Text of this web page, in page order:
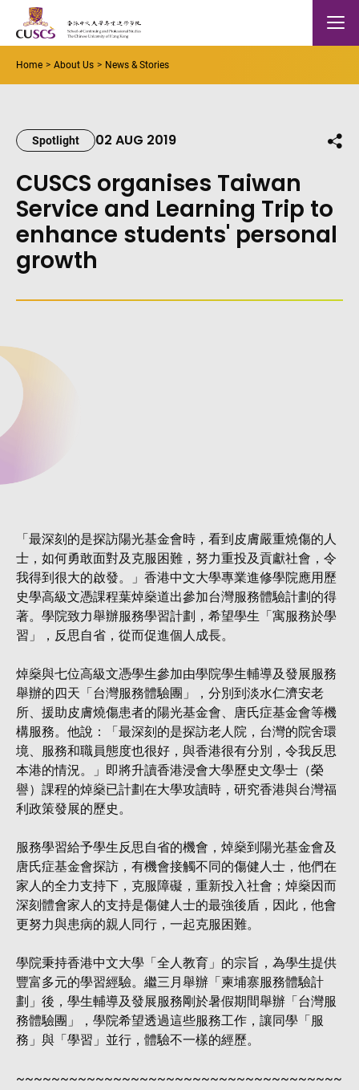
Skip to main content
The Chinese Univeristy of hong Kong Mobile
Home About Us News & Stories
Spotlight 02 AUG 2019
CUSCS organises Taiwan
Service and Learning Trip to
enhance students' personal
growth
「最深刻的是探訪陽光基金會時，看到皮膚嚴重燒傷的人
士，如何勇敢面對及克服困難，努力重投及貢獻社會，令
我得到很大的啟發。」香港中文大學專業進修學院應用歷
史學高級文憑課程葉焯燊道出參加台灣服務體驗計劃的得
著。學院致力舉辦服務學習計劃，希望學生「寓服務於學
習」，反思自省，從而促進個人成長。
焯燊與七位高級文憑學生參加由學院學生輔導及發展服務
舉辦的四天「台灣服務體驗團」，分別到淡水仁濟安老
所、援助皮膚燒傷患者的陽光基金會、唐氏症基金會等機
構服務。他說：「最深刻的是探訪老人院，台灣的院舍環
境、服務和職員態度也很好，與香港很有分別，令我反思
本港的情況。」即將升讀香港浸會大學歷史文學士（榮
譽）課程的焯燊已計劃在大學攻讀時，研究香港與台灣福
利政策發展的歷史。
服務學習給予學生反思自省的機會，焯燊到陽光基金會及
唐氏症基金會探訪，有機會接觸不同的傷健人士，他們在
家人的全力支持下，克服障礙，重新投入社會；焯燊因而
深刻體會家人的支持是傷健人士的最強後盾，因此，他會
更努力與患病的親人同行，一起克服困難。
學院秉持香港中文大學「全人教育」的宗旨，為學生提供
豐富多元的學習經驗。繼三月舉辦「柬埔寨服務體驗計
劃」後，學生輔導及發展服務剛於暑假期間舉辦「台灣服
務體驗團」，學院希望透過這些服務工作，讓同學「服
務」與「學習」並行，體驗不一樣的經歷。
~~~~~~~~~~~~~~~~~~~~~~~~~~~~~~~~~~~~~